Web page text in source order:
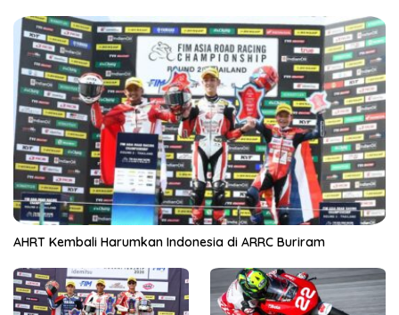
AHRT Kembali Harumkan Indonesia di ARRC Buriram